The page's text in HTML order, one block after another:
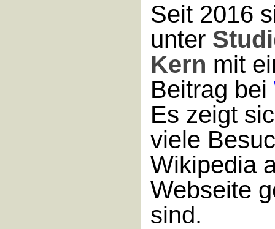
Seit 2016
unter
Kern mit
Beitrag bei
Es zeigt
viele
Wikipedia
Webseite
sind.